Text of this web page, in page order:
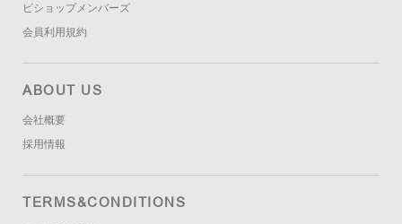
ビショップメンバーズ
会員利用規約
ABOUT US
会社概要
採用情報
TERMS&CONDITIONS